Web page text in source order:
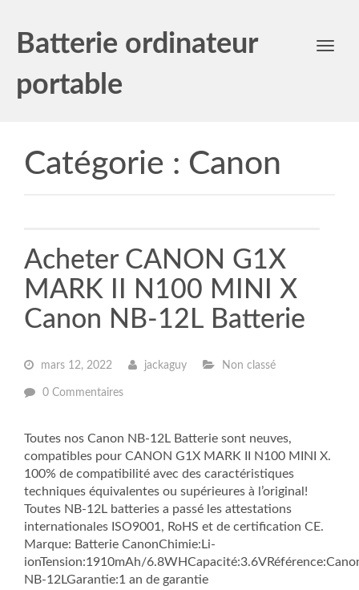
Batterie ordinateur
portable
Toggle
Catégorie : Canon
Acheter CANON G1X
MARK II N100 MINI X
Canon NB-12L Batterie
mars 12, 2022 jackaguy Non classé
0 Commentaires
Toutes nos Canon NB-12L Batterie sont neuves,
compatibles pour CANON G1X MARK II N100 MINI X.
100% de compatibilité avec des caractéristiques
techniques équivalentes ou supérieures à l’original!
Toutes NB-12L batteries a passé les attestations
internationales ISO9001, RoHS et de certification CE.
Marque: Batterie CanonChimie:Li-
ionTension:1910mAh/
NB-12LGarantie:1 an de garantie